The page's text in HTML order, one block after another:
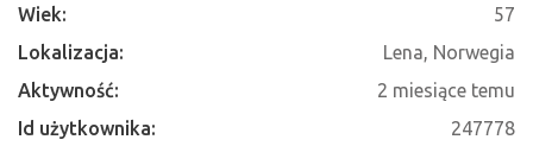
Wiek:
57
Lokalizacja:
Lena, Norwegia
Aktywność:
2 miesiące temu
Id użytkownika:
247778